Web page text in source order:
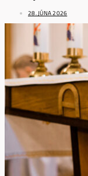
28. JÚNA 2026